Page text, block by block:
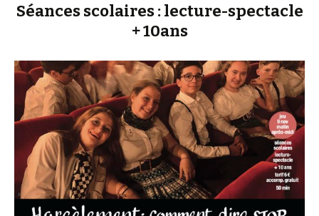
Séances scolaires : lecture-spectacle
+ 10ans